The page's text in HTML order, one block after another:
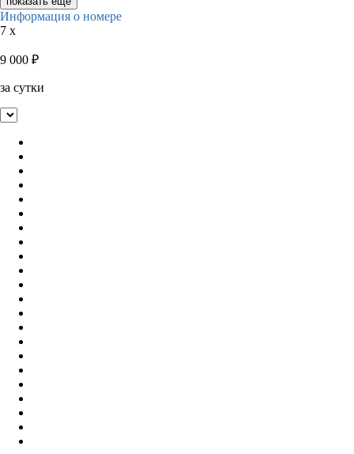
Информация о номере
7 x
9 000 ₽
за сутки